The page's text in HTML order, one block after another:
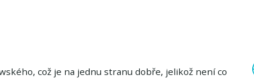
což je na jednu stranu dobře, jelikož není co